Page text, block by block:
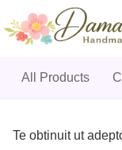
All Products
Te obtinuit ut